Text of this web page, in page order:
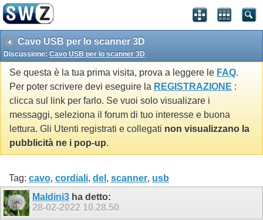
Cavo USB per lo scanner 3D
Discussione: Cavo USB per lo scanner 3D
Se questa è la tua prima visita, prova a leggere le FAQ.
Per poter scrivere devi eseguire la REGISTRAZIONE :
clicca sul link per farlo. Se vuoi solo visualizare i
messaggi, seleziona il forum di tuo interesse e buona
lettura. Gli Utenti registrati e collegati non visualizzano la
pubblicità ne i pop-up.
Tag: cavo, cordiali, del , scanner, usb
Maldini3 ha detto:
28-02-2022 10.28.50